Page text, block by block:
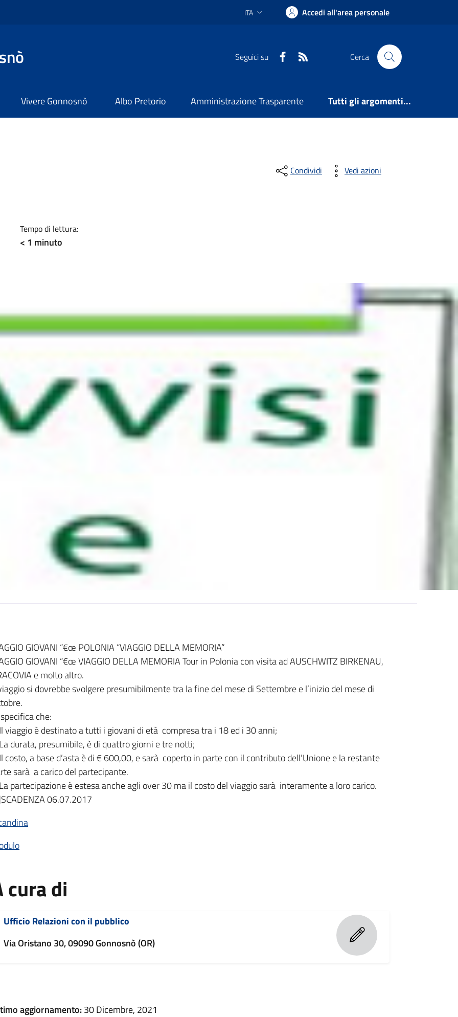
Lingua attiva:
ITA Accedi all'area personale
Seguici su Facebook Cerca
Vivere Gonnosnò Albo Pretorio Amministrazione Trasparente Tutti gli argomenti...
Tempo di lettura:
< 1 minuto
Condividi Vedi azioni
GIOVANI “€œ POLONIA “VIAGGIO DELLA MEMORIA”
GIOVANI “€œ VIAGGIO DELLA MEMORIA Tour in Polonia con visita ad AUSCHWITZ BIRKENAU,
e molto altro.
si dovrebbe svolgere presumibilmente tra la fine del mese di Settembre e l’inizio del mese di
che:
viaggio è destinato a tutti i giovani di età compresa tra i 18 ed i 30 anni;
durata, presumibile, è di quattro giorni e tre notti;
costo, a base d’asta è di € 600,00, e sarà coperto in parte con il contributo dell’Unione e la restante
sarà a carico del partecipante.
partecipazione è estesa anche agli over 30 ma il costo del viaggio sarà interamente a loro carico.
06.07.2017
cura di
Ufficio Relazioni con il pubblico
Via Oristano 30, 09090 Gonnosnò (OR)
aggiornamento:30 Dicembre, 2021